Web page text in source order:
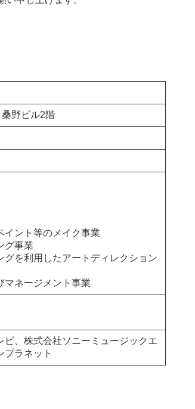
野ビル2階
イント等のメイク事業
グ事業
を利用したアートディレクション
マネージメント事業
、株式会社ソニーミュージックエ
プラネット